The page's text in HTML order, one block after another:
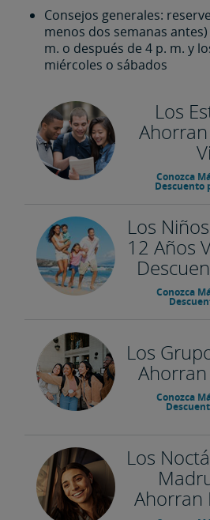
Consejos generales:
menos dos semanas
m. o después de 4 p. m. y
miércoles o sábados
Los
Conozca
Descuento
Los
12 Años
Conozca
Los
Conozca
Los
Ahorran